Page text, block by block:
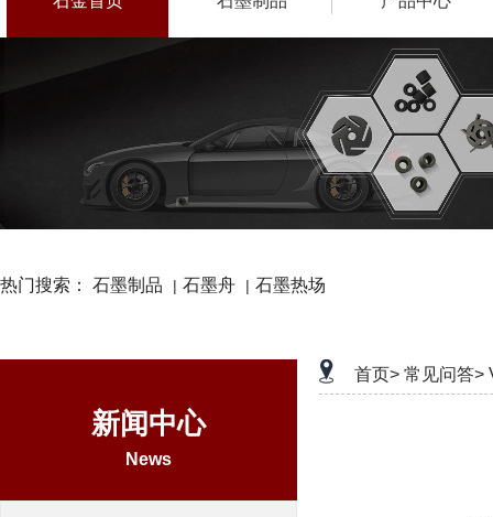
热门搜索： 石墨制品 | 石墨舟 | 石墨热场
新闻中心
News
首页> 常见问答>